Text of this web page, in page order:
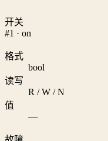
开关
#1 · on
格式
bool
读写
R / W / N
值
—